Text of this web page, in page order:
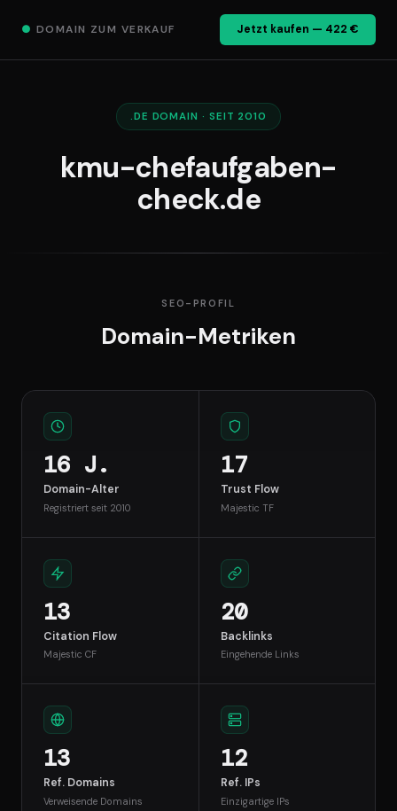
● DOMAIN ZUM VERKAUF Jetzt kaufen — 422 €
.DE DOMAIN · SEIT 2010
kmu-chefaufgaben-
check.de
SEO-PROFIL
Domain-Metriken
16 J.
Domain-Alter
Registriert seit 2010
17
Trust Flow
Majestic TF
13
Citation Flow
Majestic CF
20
Backlinks
Eingehende Links
13
Ref. Domains
Verweisende Domains
12
Ref. IPs
Einzigartige IPs